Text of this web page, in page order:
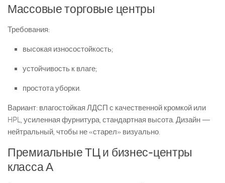
Массовые торговые центры
Требования:
высокая износостойкость;
устойчивость к влаге;
простота уборки.
Вариант: влагостойкая ЛДСП с качественной кромкой или
HPL, усиленная фурнитура, стандартная высота. Дизайн —
нейтральный, чтобы не «старел» визуально.
Премиальные ТЦ и бизнес-центры
класса А